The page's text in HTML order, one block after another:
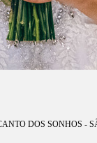
DOS SONHOS -